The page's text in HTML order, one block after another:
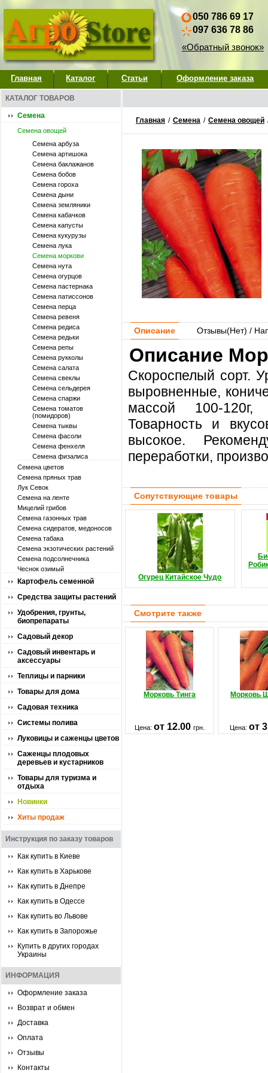
050 786 69 17
097 636 78 86
«Обратный звонок»
Главная Каталог Статьи Оформление заказа
КАТАЛОГ ТОВАРОВ
Семена
Семена овощей
Семена арбуза
Семена артишока
Семена баклажанов
Семена бобов
Семена гороха
Семена дыни
Семена земляники
Семена кабачков
Семена капусты
Семена кукурузы
Семена лука
Семена моркови
Семена нута
Семена огурцов
Семена пастернака
Семена патиссонов
Семена перца
Семена ревеня
Семена редиса
Семена редьки
Семена репы
Семена рукколы
Семена салата
Семена свеклы
Семена сельдерея
Семена спаржи
Семена томатов
(помидоров)
Семена тыквы
Семена фасоли
Семена фенхеля
Семена физалиса
Семена цветов
Семена пряных трав
Лук Севок
Семена на ленте
Мицелий грибов
Семена газонных трав
Семена сидератов, медоносов
Семена табака
Семена экзотических растений
Семена подсолнечника
Чеснок озимый
Картофель семенной
Средства защиты растений
Удобрения, грунты,
биопрепараты
Садовый декор
Садовый инвентарь и
аксессуары
Теплицы и парники
Товары для дома
Садовая техника
Системы полива
Луковицы и саженцы цветов
Саженцы плодовых
деревьев и кустарников
Товары для туризма и
отдыха
Новинки
Хиты продаж
Инструкция по заказу товаров
Как купить в Киеве
Как купить в Харькове
Как купить в Днепре
Как купить в Одессе
Как купить во Львове
Как купить в Запорожье
Купить в других городах
Украины
ИНФОРМАЦИЯ
Оформление заказа
Возврат и обмен
Доставка
Оплата
Отзывы
Контакты
Главная / Семена / Семена овощей
Описание Отзывы(Нет) /
Описание
Скороспелый сорт.
выровненные,
массой 100-120г,
Товарность и
высокое.
переработки,
Сопутствующие товары
Огурец Китайское Чудо
Смотрите также
Морковь Тинга Морковь
Цена: от 12.00 грн. Цена:от